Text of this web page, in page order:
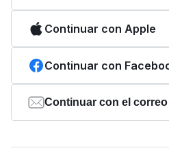
Continuar con Apple
Continuar con
Continuar con el